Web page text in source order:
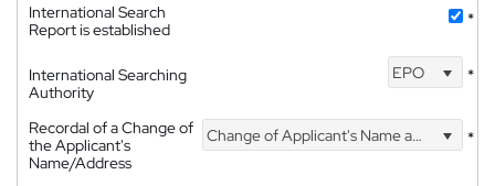
International Search
Report is established
*
International Searching
Authority
EPO *
Recordal of a Change of
the Applicant's
Name/Address
Change of Applicant's Name and Address *